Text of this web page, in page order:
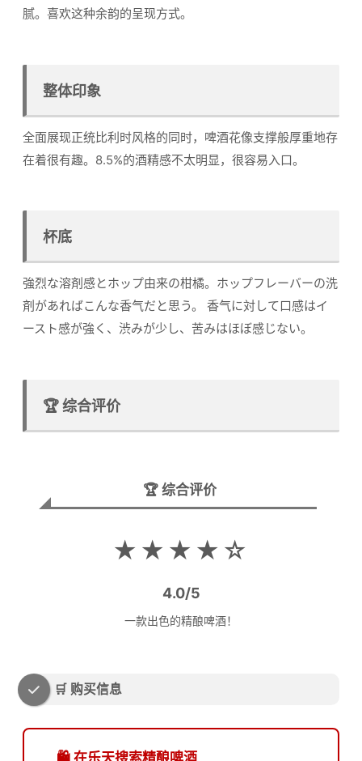
腻。喜欢这种余韵的呈现方式。
整体印象
全面展现正统比利时风格的同时，啤酒花像支撑般厚重地存
在着很有趣。8.5%的酒精感不太明显，很容易入口。
杯底
強烈な溶剤感とホップ由来の柑橘。ホップフレーバーの洗
剤があればこんな香气だと思う。 香气に対して口感はイ
ースト感が強く、渋みが少し、苦みはほぼ感じない。
🏆 综合评价
🏆 综合评价
★★★★☆
4.0/5
一款出色的精酿啤酒！
🛒 购买信息